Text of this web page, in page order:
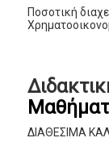
Ποσοτική
ΔΙΑΘΕΣΙΜΑ